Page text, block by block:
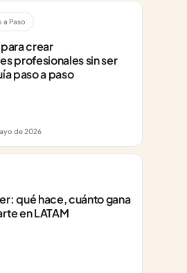
a Paso
crear
profesionales sin ser
paso a paso
de 2026
qué hace, cuánto gana
en LATAM